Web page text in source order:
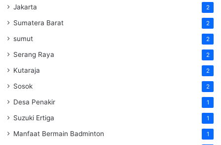
Jakarta 2
Sumatera Barat 2
sumut 2
Serang Raya 2
Kutaraja 2
Sosok 2
Desa Penakir 1
Suzuki Ertiga 1
Manfaat Bermain Badminton 1